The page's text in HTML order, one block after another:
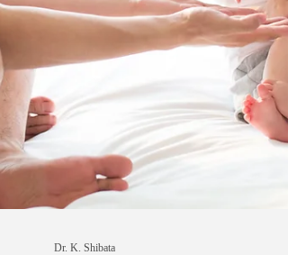
担保する危機管理マニュアルに不備があったこと
は否めません。 同志社国際に校外活動自粛を要
請 危機管理マニュアルに不備 京都府：朝日新
聞
https://www.asahi.com/articles/